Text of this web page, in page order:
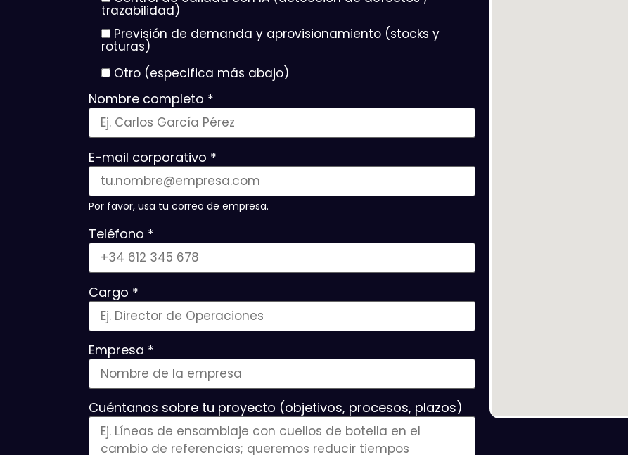
trazabilidad)
Previsión de demanda y aprovisionamiento (stocks y
roturas)
Otro (especifica más abajo)
Nombre completo *
E-mail corporativo *
Por favor, usa tu correo de empresa.
Teléfono *
Cargo *
Empresa *
Cuéntanos sobre tu proyecto (objetivos, procesos, plazos)